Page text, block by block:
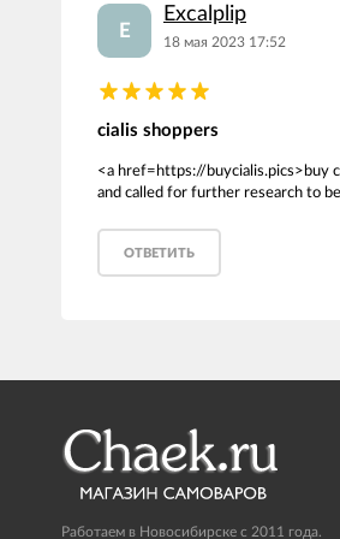
E
Excalplip
18 мая 2023 17:52
cialis shoppers
<a href=https://buycialis.pics>buy
and called for further research to
ОТВЕТИТЬ
Работаем в Новосибирске с 2011 года.